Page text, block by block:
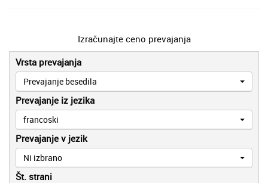
Izračunajte ceno prevajanja
Vrsta prevajanja
Prevajanje besedila
Prevajanje iz jezika
francoski
Prevajanje v jezik
Ni izbrano
Št. strani